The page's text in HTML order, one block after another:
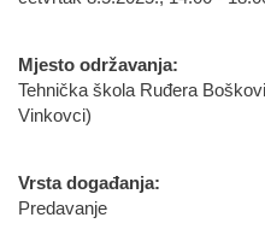
Mjesto održavanja:
Tehnička škola Ruđera
Vinkovci)
Vrsta događanja:
Predavanje